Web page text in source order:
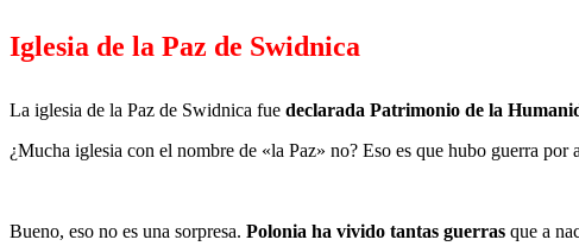
Iglesia de la Paz de Swidnica
La iglesia de la Paz de Swidnica fue declarada Patrimonio de la
¿Mucha iglesia con el nombre de «la Paz» no? Eso es que hubo guerra por
Bueno, eso no es una sorpresa. Polonia ha vivido tantas guerras que a